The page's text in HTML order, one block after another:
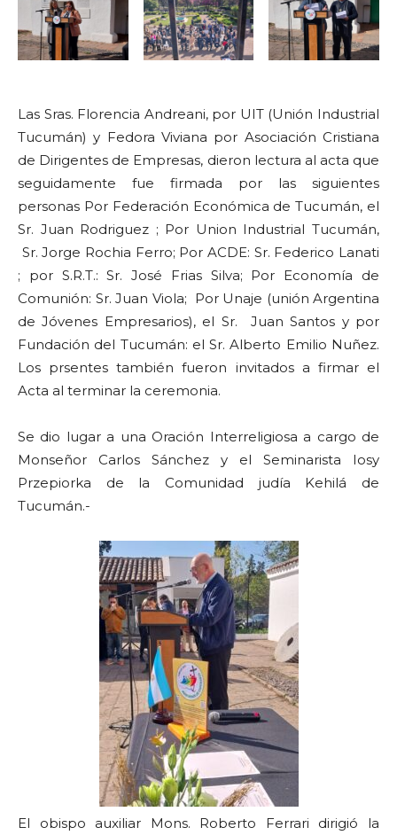
Las Sras. Florencia Andreani, por UIT (Unión Industrial
Tucumán) y Fedora Viviana por Asociación Cristiana
de Dirigentes de Empresas, dieron lectura al acta que
seguidamente fue firmada por las siguientes
personas Por Federación Económica de Tucumán, el
Sr. Juan Rodriguez ; Por Union Industrial Tucumán,
Sr. Jorge Rochia Ferro; Por ACDE: Sr. Federico Lanati
; por S.R.T.: Sr. José Frias Silva; Por Economía de
Comunión: Sr. Juan Viola; Por Unaje (unión Argentina
de Jóvenes Empresarios), el Sr. Juan Santos y por
Fundación del Tucumán: el Sr. Alberto Emilio Nuñez.
Los prsentes también fueron invitados a firmar el
Acta al terminar la ceremonia.
Se dio lugar a una Oración Interreligiosa a cargo de
Monseñor Carlos Sánchez y el Seminarista Iosy
Przepiorka de la Comunidad judía Kehilá de
Tucumán.-
El obispo auxiliar Mons. Roberto Ferrari dirigió la